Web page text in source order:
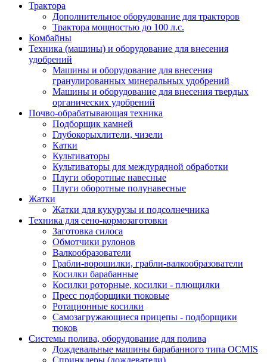
Трактора
Дополнительное оборудование для тракторов
Трактора мощностью до 100 л.с.
Комбайны
Техника (машины) и оборудование для внесения
удобрений
Машины и оборудование для внесения
гранулированных минеральных удобрений
Машины и оборудование для внесения твердых
органических удобрений
Почво-обрабатывающая техника
Подборщик камней
Глубокорыхлители, чизели
Катки
Культиваторы
Культиваторы для междурядной обработки
Плуги оборотные навесные
Плуги оборотные полунавесные
Жатки
Жатки для кукурузы и подсолнечника
Техника для сено-кормозаготовки
Заготовка силоса
Обмотчики рулонов
Валкообразователи
Грабли-ворошилки, грабли-валкообразователи
Косилки барабанные
Косилки роторные, косилки - плющилки
Пресс подборщики тюковые
Ротационные косилки
Самозагружающиеся прицепы - подборщики
тюков
Системы полива, оборудование для полива
Дождевальные машины барабанного типа OCMIS